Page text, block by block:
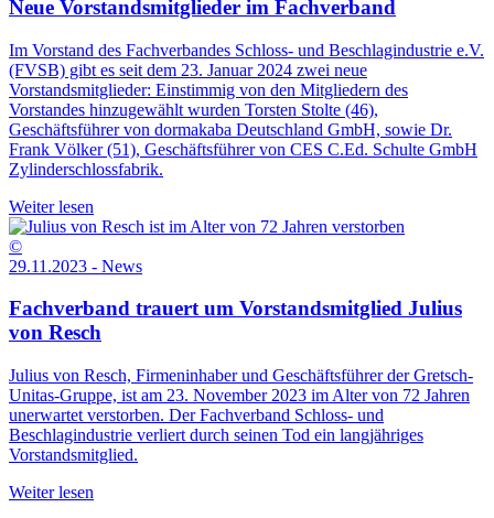
Neue Vorstandsmitglieder im Fachverband
Im Vorstand des Fachverbandes Schloss- und Beschlagindustrie e.V.
(FVSB) gibt es seit dem 23. Januar 2024 zwei neue
Vorstandsmitglieder: Einstimmig von den Mitgliedern des
Vorstandes hinzugewählt wurden Torsten Stolte (46),
Geschäftsführer von dormakaba Deutschland GmbH, sowie Dr.
Frank Völker (51), Geschäftsführer von CES C.Ed. Schulte GmbH
Zylinderschlossfabrik.
Weiter lesen
©
29.11.2023 - News
Fachverband trauert um Vorstandsmitglied Julius
von Resch
Julius von Resch, Firmeninhaber und Geschäftsführer der Gretsch-
Unitas-Gruppe, ist am 23. November 2023 im Alter von 72 Jahren
unerwartet verstorben. Der Fachverband Schloss- und
Beschlagindustrie verliert durch seinen Tod ein langjähriges
Vorstandsmitglied.
Weiter lesen